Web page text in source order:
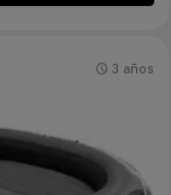
3 años